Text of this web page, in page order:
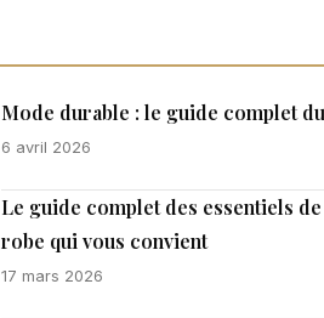
Mode durable : le guide complet
6 avril 2026
Le guide complet des essentiels
robe qui vous convient
17 mars 2026